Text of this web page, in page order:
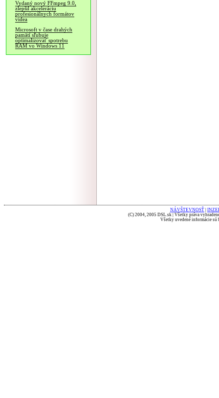
Vydaný nový FFmpeg 9.0,
zlepšil akceleráciu
profesionálnych formátov
videa
Microsoft v čase drahých
pamätí sľubuje
optimalizovať spotrebu
RAM vo Windows 11
NÁVŠTEVNOSŤ
(C) 2004, 2005 DSL.sk | Všetky práva
Všetky uvedené informácie sú